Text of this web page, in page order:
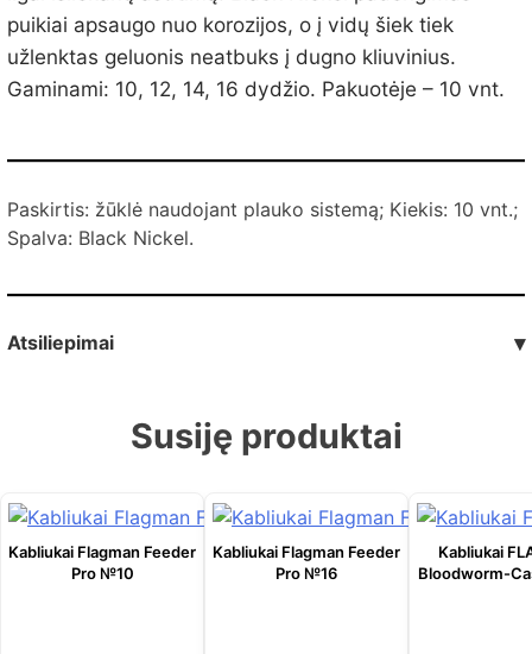
puikiai apsaugo nuo korozijos, o į vidų šiek tiek
užlenktas geluonis neatbuks į dugno kliuvinius.
Gaminami: 10, 12, 14, 16 dydžio. Pakuotėje – 10 vnt.
Paskirtis: žūklė naudojant plauko sistemą; Kiekis: 10 vnt.;
Spalva: Black Nickel.
Atsiliepimai ▾
Susiję produktai
Kabliukai Flagman Feeder
Pro №10
Kabliukai Flagman Feeder
Pro №16
Kabliukai
Bloodworm-